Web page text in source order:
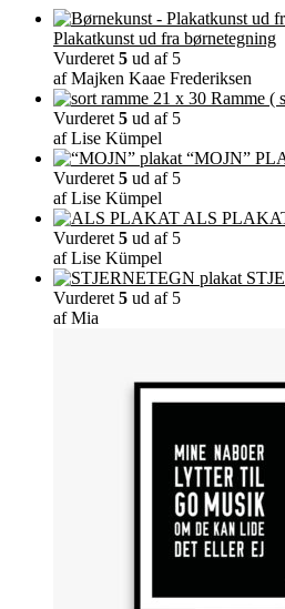
Plakatkunst ud fra børnetegning
Vurderet 5 ud af 5
af Majken Kaae Frederiksen
Ramme (
Vurderet 5 ud af 5
af Lise Kümpel
“MOJN”
Vurderet 5 ud af 5
af Lise Kümpel
ALS
Vurderet 5 ud af 5
af Lise Kümpel
Vurderet 5 ud af 5
af Mia